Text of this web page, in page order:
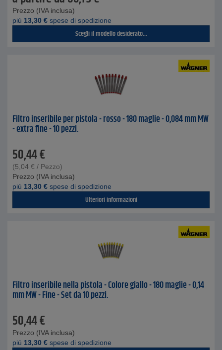
Prezzo (IVA inclusa)
piú 13,30 € spese di spedizione
Scegli il modello desiderato...
Filtro inseribile per pistola - rosso - 180 maglie - 0,084 mm MW
- extra fine - 10 pezzi.
50,44€
(5,04 € / Pezzo)
Prezzo (IVA inclusa)
piú 13,30 € spese di spedizione
Ulteriori informazioni
Filtro inseribile nella pistola - Colore giallo - 180 maglie - 0,14
mm MW - Fine - Set da 10 pezzi.
50,44€
Prezzo (IVA inclusa)
piú 13,30 € spese di spedizione